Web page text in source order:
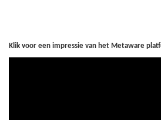
Klik voor een impressie van het Metaware